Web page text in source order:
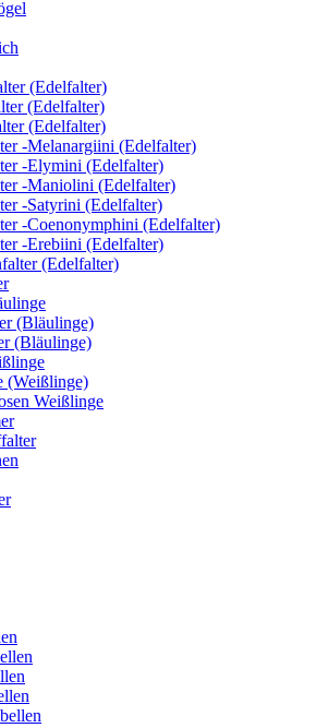
(Edelfalter)
(Edelfalter)
(Edelfalter)
-Melanargiini (Edelfalter)
-Elymini (Edelfalter)
-Maniolini (Edelfalter)
-Satyrini (Edelfalter)
-Coenonymphini (Edelfalter)
-Erebiini (Edelfalter)
(Edelfalter)
(Bläulinge)
(Bläulinge)
(Weißlinge)
Weißlinge